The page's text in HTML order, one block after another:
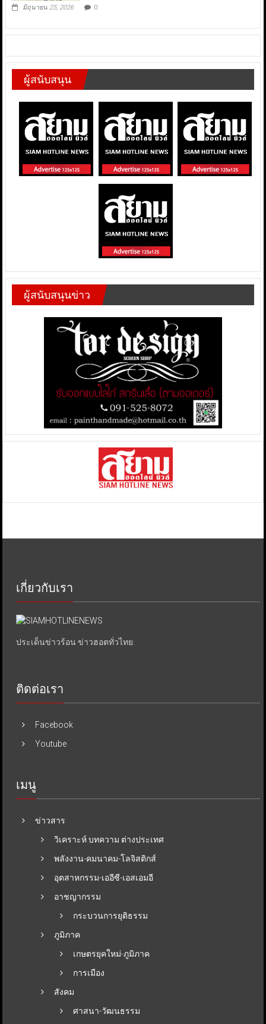
มิถุนายน 25, 2026 0
ผู้สนับสนุน
ผู้สนับสนุนข่าว
เกี่ยวกับเรา
ประเด็นข่าวร้อน ข่าวฮอตทั่วไทย.
ติดต่อเรา
Facebook
Youtube
เมนู
ข่าวสาร
วิเคราะห์ บทความ ต่างประเทศ
พลังงาน-คมนาคม-โลจิสติกส์
อุตสาหกรรม-เออีซี-เอสเอมอี
อาชญากรรม
กระบวนการยุติธรรม
ภูมิภาค
เกษตรยุคใหม่-ภูมิภาค
การเมือง
สังคม
ศาสนา-วัฒนธรรม